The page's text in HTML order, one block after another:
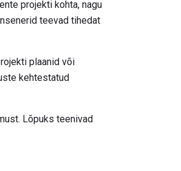
projekti kohta, nagu
teevad tihedat
plaanid või
kehtestatud
Lõpuks teenivad